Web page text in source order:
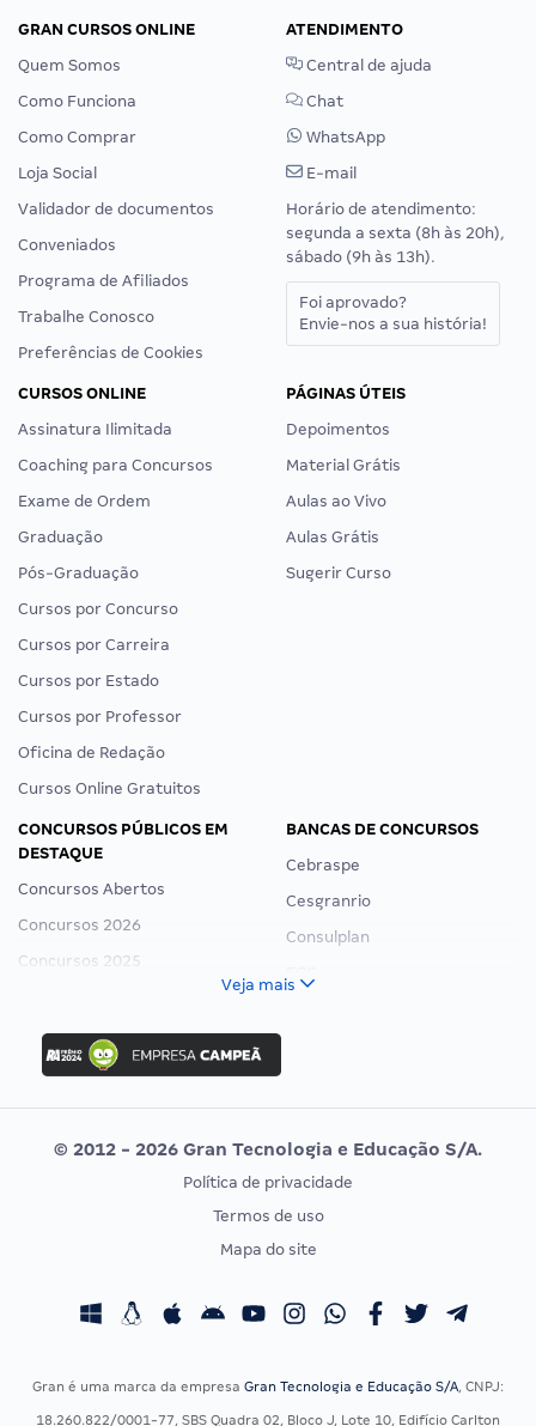
GRAN CURSOS ONLINE
Quem Somos
Como Funciona
Como Comprar
Loja Social
Validador de documentos
Conveniados
Programa de Afiliados
Trabalhe Conosco
Preferências de Cookies
ATENDIMENTO
Central de ajuda
Chat
WhatsApp
E-mail
Horário de atendimento:
segunda a sexta (8h às 20h),
sábado (9h às 13h).
Foi aprovado?
Envie-nos a sua história!
CURSOS ONLINE
Assinatura Ilimitada
Coaching para Concursos
Exame de Ordem
Graduação
Pós-Graduação
Cursos por Concurso
Cursos por Carreira
Cursos por Estado
Cursos por Professor
Oficina de Redação
Cursos Online Gratuitos
PÁGINAS ÚTEIS
Depoimentos
Material Grátis
Aulas ao Vivo
Aulas Grátis
Sugerir Curso
CONCURSOS PÚBLICOS EM
DESTAQUE
Concursos Abertos
Concursos 2026
Concursos 2025
Concurso Nacional Unificado
Concurso Ibama
Concurso MPU
Editais publicados
BANCAS DE CONCURSOS
Cebraspe
Cesgranrio
Consulplan
Vunesp
CONCURSOS POR PROFISSÃO
Concursos Fiscais
EXAME DE ORDEM
Calendário OAB
Veja mais
© 2012 - 2026 Gran Tecnologia e Educação S/A.
Política de privacidade
Termos de uso
Mapa do site
Gran é uma marca da empresa Gran Tecnologia e Educação S/A, CNPJ:
18.260.822/0001-77, SBS Quadra 02, Bloco J, Lote 10, Edifício Carlton